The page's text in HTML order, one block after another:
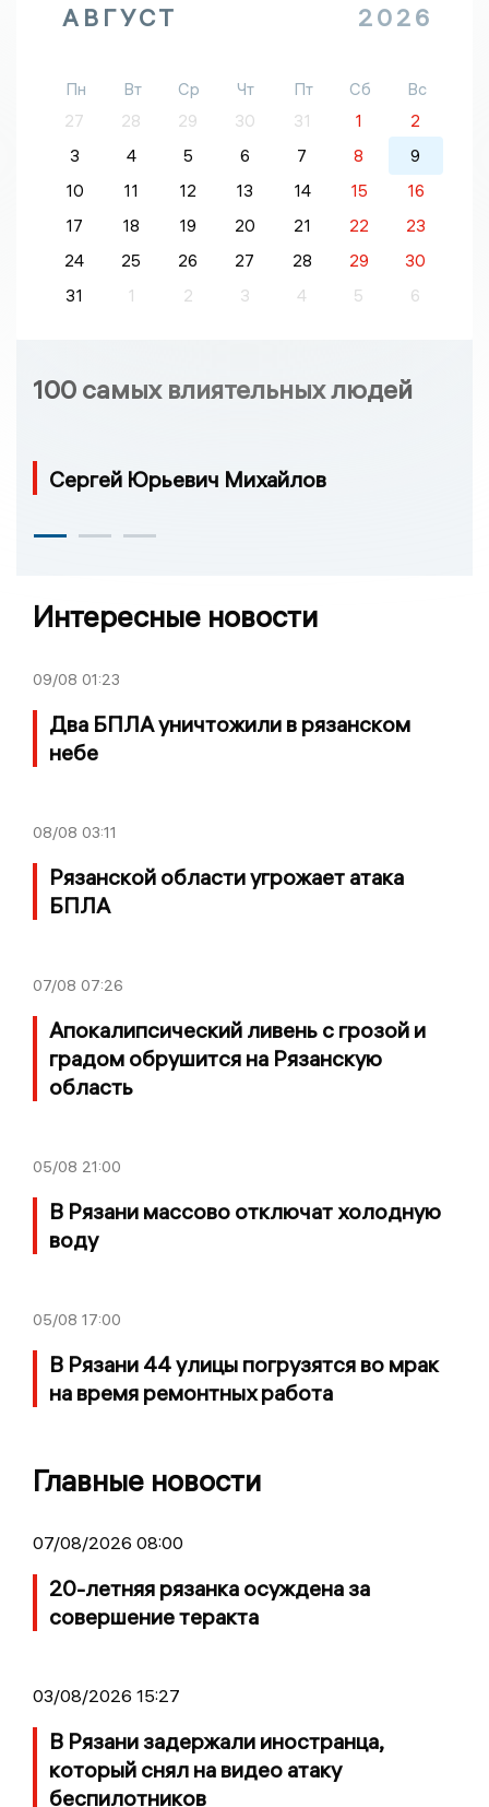
АВГУСТ 2026
Пн Вт Ср Чт Пт Сб
Вс
27
28 29 30 31 1
2
3
4 5 6 7 8
9
10
11 12 13 14 15
16
17
18 19 20 21 22
23
24
25 26 27 28 29
30
31
1 2 3 4 5 6
100 самых влиятельных людей
Сергей Юрьевич Михайлов
Интересные новости
09/08 01:23
Два БПЛА уничтожили в рязанском
небе
08/08 03:11
Рязанской области угрожает атака
БПЛА
07/08 07:26
Апокалипсический ливень с грозой и
градом обрушится на Рязанскую
область
05/08 21:00
В Рязани массово отключат холодную
воду
05/08 17:00
В Рязани 44 улицы погрузятся во мрак
на время ремонтных работа
Главные новости
07/08/2026 08:00
20-летняя рязанка осуждена за
совершение теракта
03/08/2026 15:27
В Рязани задержали иностранца,
который снял на видео атаку
беспилотников